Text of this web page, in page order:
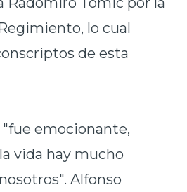
lo cual
de esta
emocionante,
vida hay mucho
Alfonso